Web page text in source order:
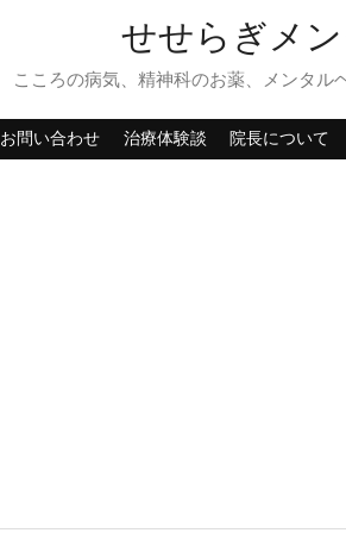
せせらぎメ
こころの病気、精神科のお薬、メンタル
お問い合わせ 治療体験談 院長について